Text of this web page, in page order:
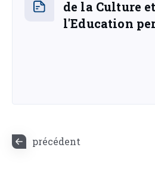
de la Culture
l'Education
précédent